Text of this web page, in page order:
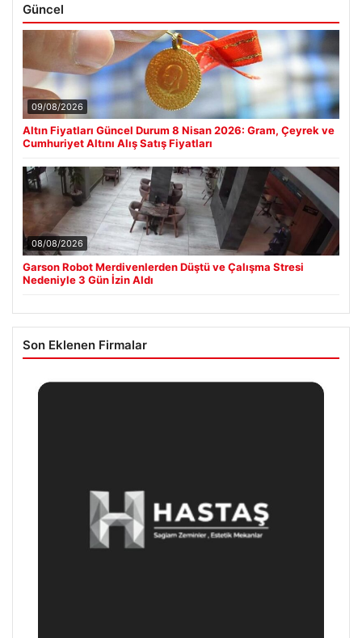
Güncel
09/08/2026
Altın Fiyatları Güncel Durum 8 Nisan 2026: Gram, Çeyrek ve
Cumhuriyet Altını Alış Satış Fiyatları
08/08/2026
Garson Robot Merdivenlerden Düştü ve Çalışma Stresi
Nedeniyle 3 Gün İzin Aldı
Son Eklenen Firmalar